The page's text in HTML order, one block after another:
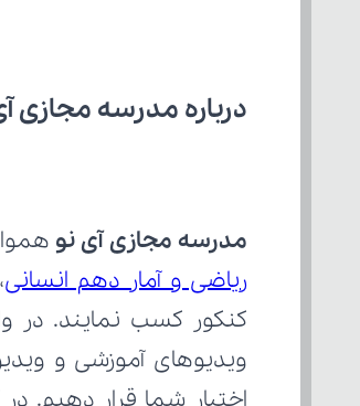
درباره مدرسه مجازی
مدرسه مجازی آی نو
ریاضی و آمار دهم انسانی